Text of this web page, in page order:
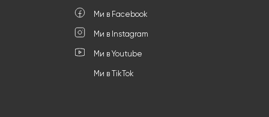
Ми в Facebook
Ми в Instagram
Ми в Youtube
Ми в TikTok